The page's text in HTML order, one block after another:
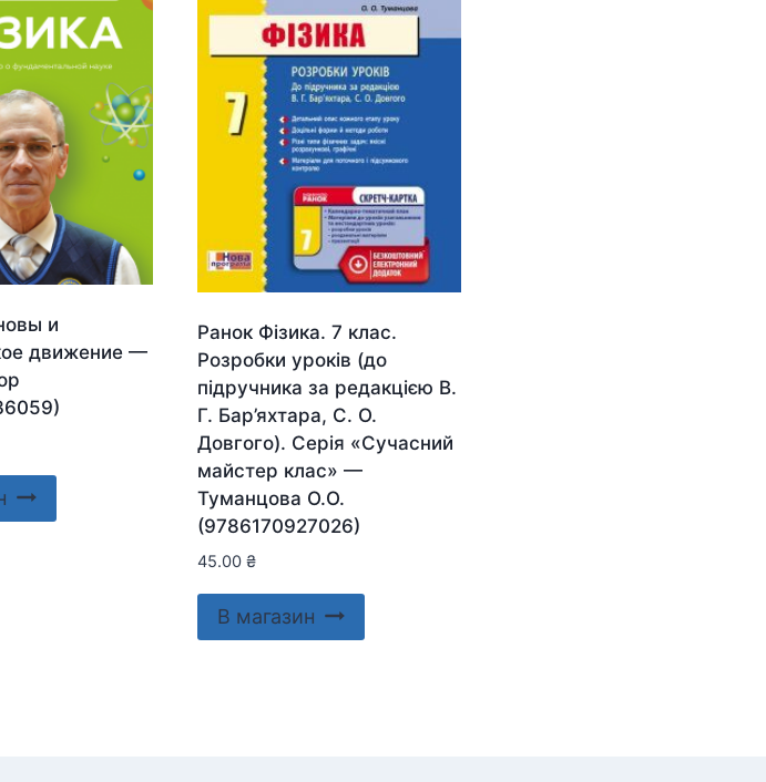
и
движение —
Ранок Фізика. 7 клас.
Розробки уроків (до
підручника за редакцією В.
Г. Бар’яхтара, С. О.
Довгого). Серія «Сучасний
майстер клас» —
Туманцова О.О.
(9786170927026)
45.00 ₴
В магазин